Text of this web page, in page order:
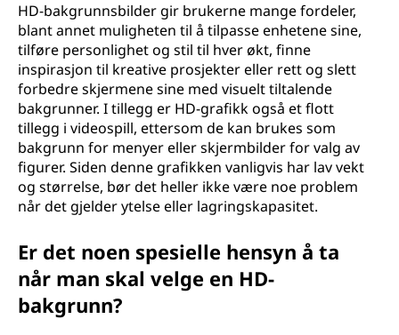
HD-bakgrunnsbilder gir brukerne mange fordeler,
blant annet muligheten til å tilpasse enhetene sine,
tilføre personlighet og stil til hver økt, finne
inspirasjon til kreative prosjekter eller rett og slett
forbedre skjermene sine med visuelt tiltalende
bakgrunner. I tillegg er HD-grafikk også et flott
tillegg i videospill, ettersom de kan brukes som
bakgrunn for menyer eller skjermbilder for valg av
figurer. Siden denne grafikken vanligvis har lav vekt
og størrelse, bør det heller ikke være noe problem
når det gjelder ytelse eller lagringskapasitet.
Er det noen spesielle hensyn å ta
når man skal velge en HD-
bakgrunn?